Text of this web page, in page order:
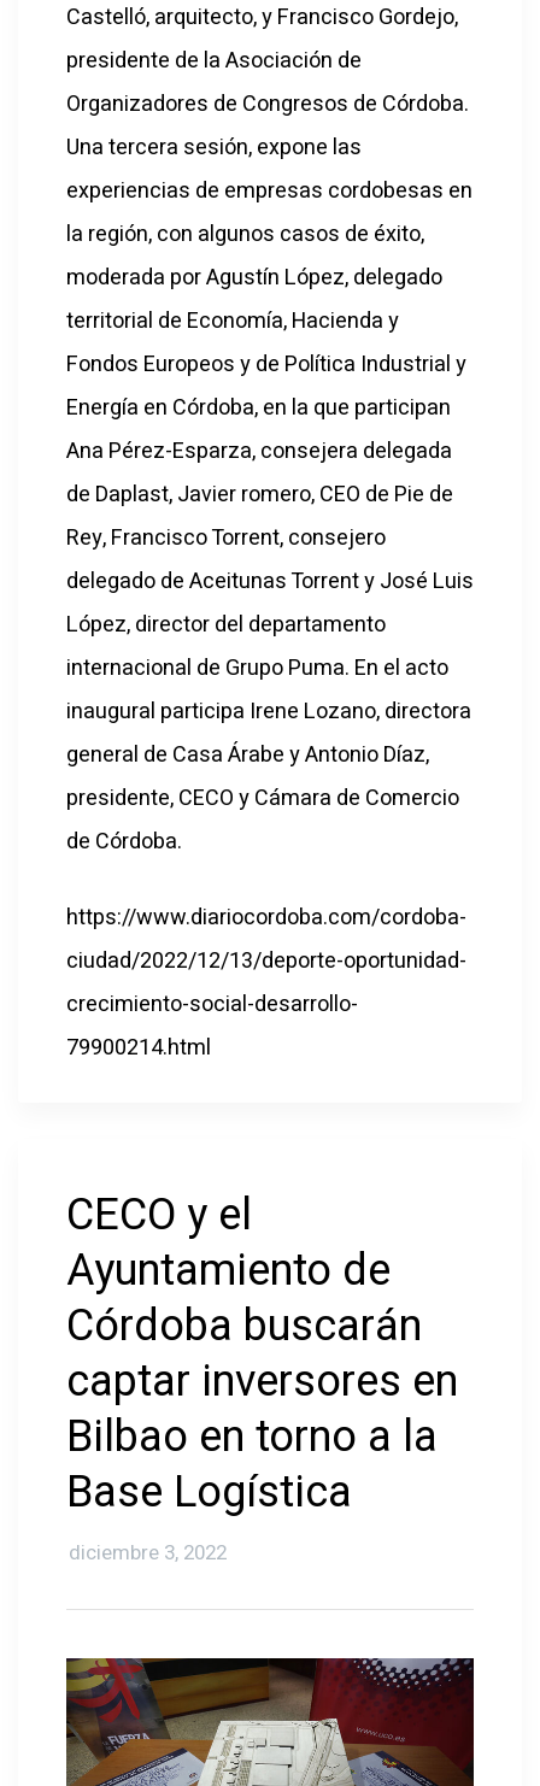
Castelló, arquitecto, y Francisco Gordejo,
presidente de la Asociación de
Organizadores de Congresos de Córdoba.
Una tercera sesión, expone las
experiencias de empresas cordobesas en
la región, con algunos casos de éxito,
moderada por Agustín López, delegado
territorial de Economía, Hacienda y
Fondos Europeos y de Política Industrial y
Energía en Córdoba, en la que participan
Ana Pérez-Esparza, consejera delegada
de Daplast, Javier romero, CEO de Pie de
Rey, Francisco Torrent, consejero
delegado de Aceitunas Torrent y José Luis
López, director del departamento
internacional de Grupo Puma. En el acto
inaugural participa Irene Lozano, directora
general de Casa Árabe y Antonio Díaz,
presidente, CECO y Cámara de Comercio
de Córdoba.
https://www.diariocordoba.com/cordoba-
ciudad/2022/12/13/deporte-oportunidad-
crecimiento-social-desarrollo-
79900214.html
CECO y el
Ayuntamiento de
Córdoba buscarán
captar inversores en
Bilbao en torno a la
Base Logística
diciembre 3, 2022